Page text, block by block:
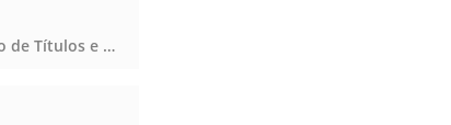
Registro Civil das Pessoas Naturais e de Interdições e Tutelas, Registro de Imóveis, Registro de Títulos e Documentos e Civis das Pessoas Jurídicas, Registro Civil das Pessoas Naturais e de Interdições e Tutelas, Registro de Imóveis, Registro de Títulos e Documentos e Civis das Pessoas Jurídicas, Registro Civil das Pessoas Naturais e de Interdições e Tutelas, Registro de Imóveis, Registro de Títulos e Documentos e Civis das Pessoas Jurídicas